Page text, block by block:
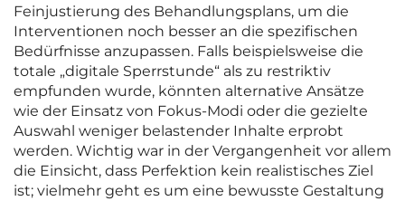
Feinjustierung des Behandlungsplans, um die
Interventionen noch besser an die spezifischen
Bedürfnisse anzupassen. Falls beispielsweise die
totale „digitale Sperrstunde“ als zu restriktiv
empfunden wurde, könnten alternative Ansätze
wie der Einsatz von Fokus-Modi oder die gezielte
Auswahl weniger belastender Inhalte erprobt
werden. Wichtig war in der Vergangenheit vor allem
die Einsicht, dass Perfektion kein realistisches Ziel
ist; vielmehr geht es um eine bewusste Gestaltung